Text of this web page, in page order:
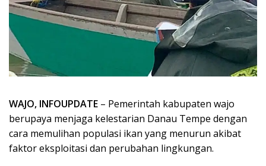
WAJO, INFOUPDATE – Pemerintah kabupaten wajo
berupaya menjaga kelestarian Danau Tempe dengan
cara memulihan populasi ikan yang menurun akibat
faktor eksploitasi dan perubahan lingkungan.